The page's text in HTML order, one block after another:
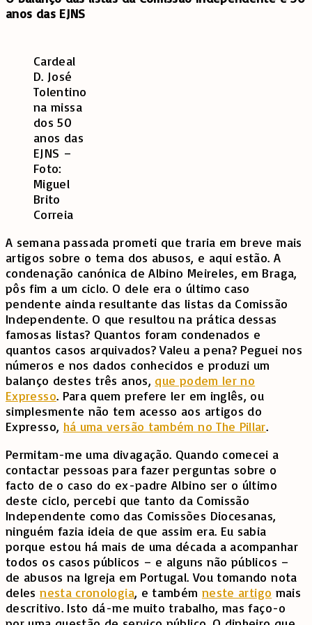
anos das EJNS
Cardeal
D. José
Tolentino
na missa
dos 50
anos das
EJNS –
Foto:
Miguel
Brito
Correia
A semana passada prometi que traria em breve mais
artigos sobre o tema dos abusos, e aqui estão. A
condenação canónica de Albino Meireles, em Braga,
pôs fim a um ciclo. O dele era o último caso
pendente ainda resultante das listas da Comissão
Independente. O que resultou na prática dessas
famosas listas? Quantos foram condenados e
quantos casos arquivados? Valeu a pena? Peguei nos
números e nos dados conhecidos e produzi um
balanço destes três anos, que podem ler no
Expresso. Para quem prefere ler em inglês, ou
simplesmente não tem acesso aos artigos do
Expresso, há uma versão também no The Pillar.
Permitam-me uma divagação. Quando comecei a
contactar pessoas para fazer perguntas sobre o
facto de o caso do ex-padre Albino ser o último
deste ciclo, percebi que tanto da Comissão
Independente como das Comissões Diocesanas,
ninguém fazia ideia de que assim era. Eu sabia
porque estou há mais de uma década a acompanhar
todos os casos públicos – e alguns não públicos –
de abusos na Igreja em Portugal. Vou tomando nota
delesnesta cronologia, e também neste artigo mais
descritivo. Isto dá-me muito trabalho, mas faço-o